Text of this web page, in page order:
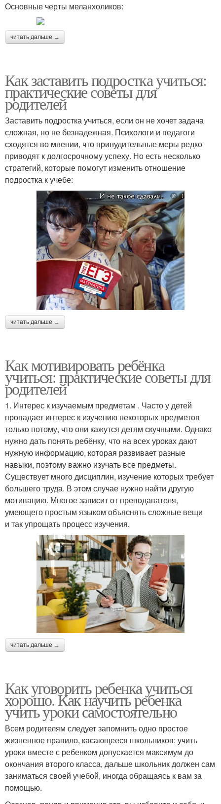
Основные черты меланхоликов:
читать дальше →
Как заставить подростка учиться:
практические советы для
родителей
Заставить подростка учиться, если он не хочет задача
сложная, но не безнадежная. Психологи и педагоги
сходятся во мнении, что принудительные меры редко
приводят к долгосрочному успеху. Но есть несколько
стратегий, которые помогут изменить отношение
подростка к учебе:
читать дальше →
Как мотивировать ребёнка
учиться: практические советы для
родителей
1. Интерес к изучаемым предметам . Часто у детей
пропадает интерес к изучению некоторых предметов
только потому, что они кажутся детям скучными. Однако
нужно дать понять ребёнку, что на всех уроках дают
нужную информацию, которая развивает разные
навыки, поэтому важно изучать все предметы.
Существует много дисциплин, изучение которых требует
большего труда. В этом случае нужно найти другую
мотивацию. Многое зависит от преподавателя,
умеющего простым языком объяснять сложные вещи
и так упрощать процесс изучения.
читать дальше →
Как уговорить ребенка учиться
хорошо. Как научить ребенка
учить уроки самостоятельно
Всем родителям следует запомнить одно простое
жизненное правило, касающееся школьников: учить
уроки вместе с ребенком допускается максимум до
окончания второго класса, дальше школьник должен сам
заниматься своей учебой, иногда обращаясь к вам за
помощью.